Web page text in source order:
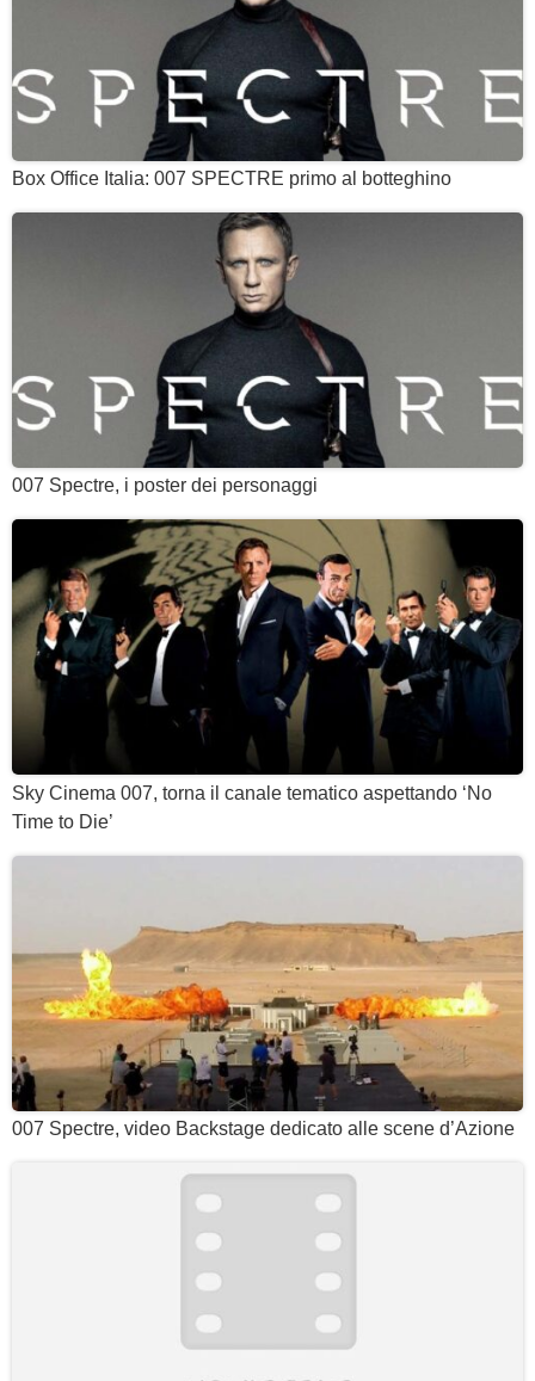
Box Office Italia: 007 SPECTRE primo al botteghino
007 Spectre, i poster dei personaggi
Sky Cinema 007, torna il canale tematico aspettando ‘No
Time to Die’
007 Spectre, video Backstage dedicato alle scene d’Azione